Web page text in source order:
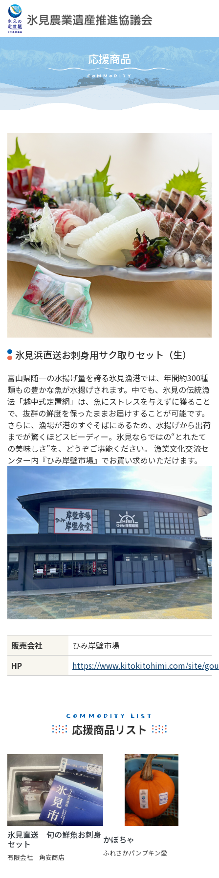
応援商品
COMMODITY
氷見浜直送お刺身用サク取りセット（生）
富山県随一の水揚げ量を誇る氷見漁港では、年間約300種
類もの豊かな魚が水揚げされます。中でも、氷見の伝統漁
法「越中式定置網」は、魚にストレスを与えずに獲ること
で、抜群の鮮度を保ったままお届けすることが可能です。
さらに、漁場が港のすぐそばにあるため、水揚げから出荷
までが驚くほどスピーディー。氷見ならではの“とれたて
の美味しさ”を、どうぞご堪能ください。 漁業文化交流セ
ンター内『ひみ岸壁市場』でお買い求めいただけます。
販売会社
ひみ岸壁市場
HP
https://www.kitokitohimi.com/site/
COMMODITY LIST
応援商品リスト
氷見直送 旬の鮮魚お刺身
セット
有限会社 角安商店
かぼちゃ
ふれさかパンプキン愛